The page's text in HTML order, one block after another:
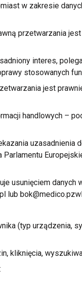
w zakresie
przetwarzania
interes,
stosowanych
jest
handlowych –
uzasadnienia
Parlamentu
usunięciem danych
lub
(typ urządzenia,
kliknięcia,